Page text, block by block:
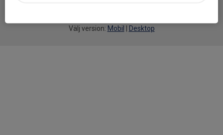
Välj version: Mobil Desktop